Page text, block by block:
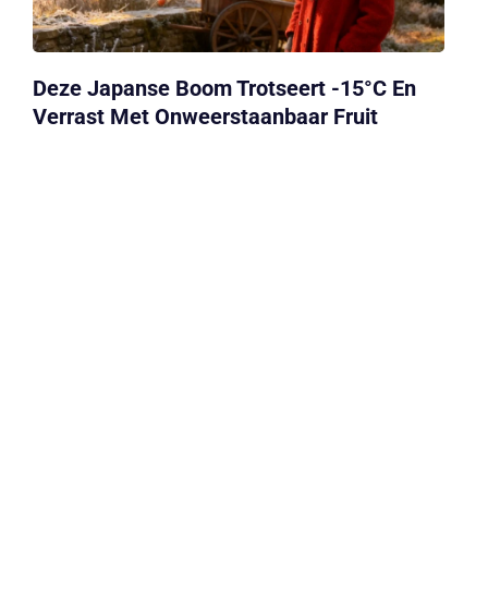
Deze Japanse Boom Trotseert -15°C En
Verrast Met Onweerstaanbaar Fruit